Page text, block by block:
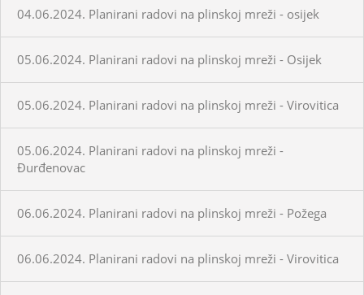
04.06.2024. Planirani radovi na plinskoj mreži - osijek
05.06.2024. Planirani radovi na plinskoj mreži - Osijek
05.06.2024. Planirani radovi na plinskoj mreži - Virovitica
05.06.2024. Planirani radovi na plinskoj mreži -
Đurđenovac
06.06.2024. Planirani radovi na plinskoj mreži - Požega
06.06.2024. Planirani radovi na plinskoj mreži - Virovitica